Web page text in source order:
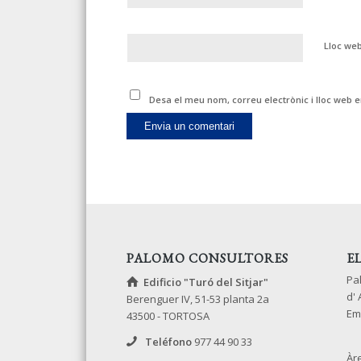
Lloc
Desa el meu nom, correu electrònic i lloc web
PALOMO CONSULTORES
Edificio "Turó del Sitjar"
Berenguer IV, 51-53 planta 2a
43500 - TORTOSA
Teléfono977 44 90 33
d'